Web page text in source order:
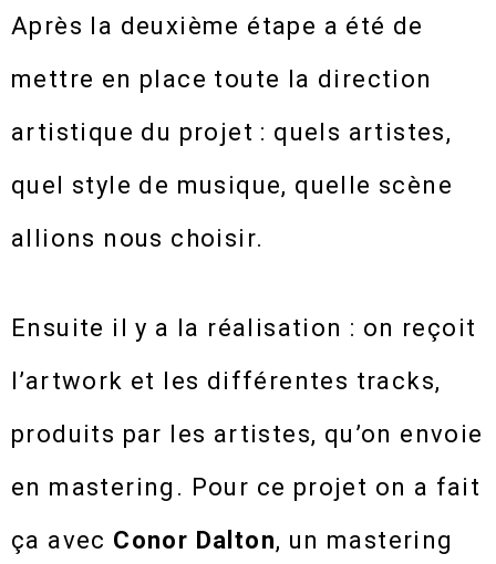
Après la deuxième étape a été de
mettre en place toute la direction
artistique du projet : quels artistes,
quel style de musique, quelle scène
allions nous choisir.
Ensuite il y a la réalisation : on reçoit
l’artwork et les différentes tracks,
produits par les artistes, qu’on envoie
en mastering. Pour ce projet on a fait
ça avec Conor Dalton, un mastering